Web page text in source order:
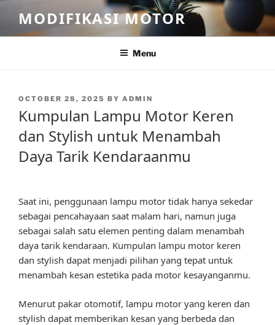
content
MODIFIKASI MOTOR
Menu
POSTED
OCTOBER 28, 2025 BY ADMIN
Kumpulan Lampu Motor Keren
dan Stylish untuk Menambah
Daya Tarik Kendaraanmu
Saat ini, penggunaan lampu motor tidak hanya sekedar
sebagai pencahayaan saat malam hari, namun juga
sebagai salah satu elemen penting dalam menambah
daya tarik kendaraan. Kumpulan lampu motor keren
dan stylish dapat menjadi pilihan yang tepat untuk
menambah kesan estetika pada motor kesayanganmu.
Menurut pakar otomotif, lampu motor yang keren dan
stylish dapat memberikan kesan yang berbeda dan